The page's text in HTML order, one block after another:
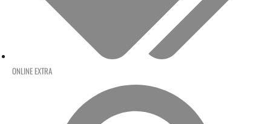
ONLINE EXTRA